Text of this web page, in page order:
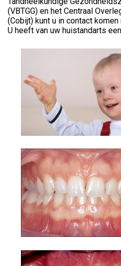
(VBTGG) en het Centraal
(Cobijt) kunt u in contact
U heeft van uw huistandarts